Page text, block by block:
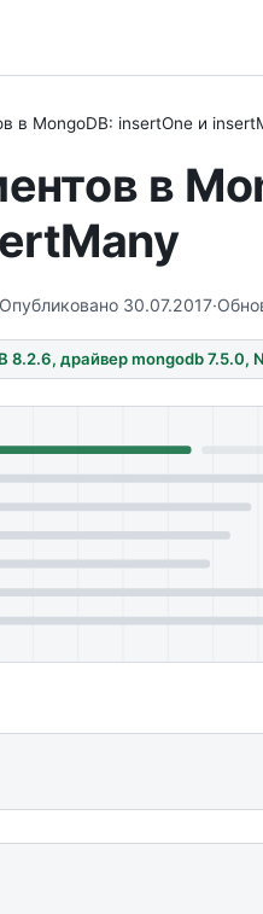
в MongoDB: insertOne и
в
Опубликовано 30.07.2017·
драйвер mongodb 7.5.0,